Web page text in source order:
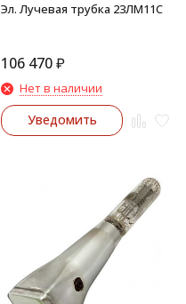
Эл. Лучевая трубка 23ЛМ11С
106 470₽
Нет в наличии
Уведомить